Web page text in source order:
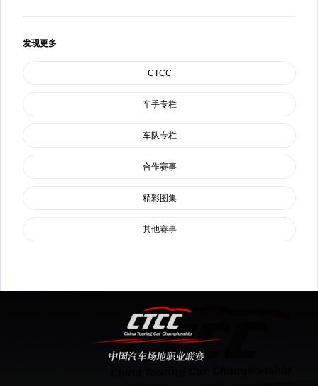
发现更多
CTCC
车手专栏
车队专栏
合作赛事
精彩图集
其他赛事